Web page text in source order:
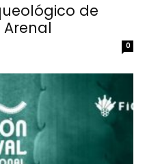
de
Arenal
0